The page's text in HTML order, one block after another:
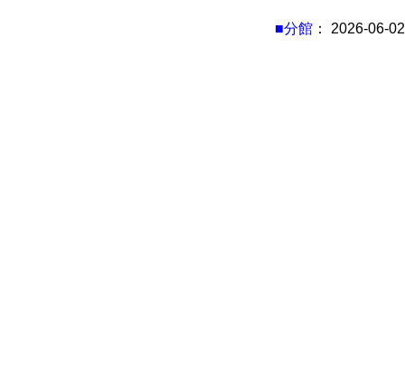
■分館 ： 2026-06-02